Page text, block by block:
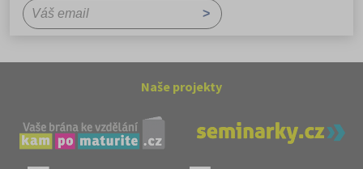
Naše projekty